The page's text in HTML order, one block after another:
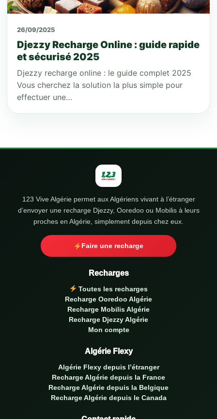
26/09/2025
Djezzy Recharge Online : guide rapide
et sécurisé 2025
Djezzy recharge online : le guide complet 2025
Vous cherchez la solution la plus simple pour
effectuer une…
123 Vive Algérie permet aux Algériens vivant à l’étranger
d’envoyer une recharge Djezzy, Ooredoo ou Mobilis à leurs
proches en Algérie, simplement depuis chez eux.
Faire une recharge
Recharges
Toutes les recharges
Recharge Ooredoo Algérie
Recharge Mobilis Algérie
Recharge Djezzy Algérie
Mon compte
Algérie Flexy
Algérie Flexy depuis l’étranger
Recharge Algérie depuis la France
Recharge Algérie depuis la Belgique
Recharge Algérie depuis le Canada